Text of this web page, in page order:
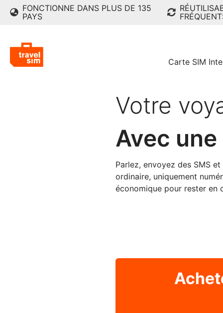
FONCTIONNE DANS PLUS DE 135
PAYS
Carte SIM
Votre
Avec
Parlez, envoyez des SMS
ordinaire, uniquement
économique pour rester en